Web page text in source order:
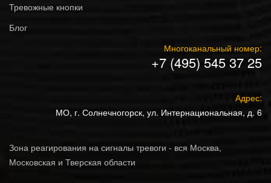
Тревожные кнопки
Блог
Многоканальный номер:
+7 (495) 545 37 25
Адрес:
МО, г. Солнечногорск, ул. Интернациональная, д. 6
Зона реагирования на сигналы тревоги - вся Москва,
Московская и Тверская области